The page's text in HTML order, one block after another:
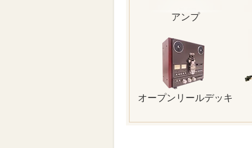
アンプ
オープンリールデッキ